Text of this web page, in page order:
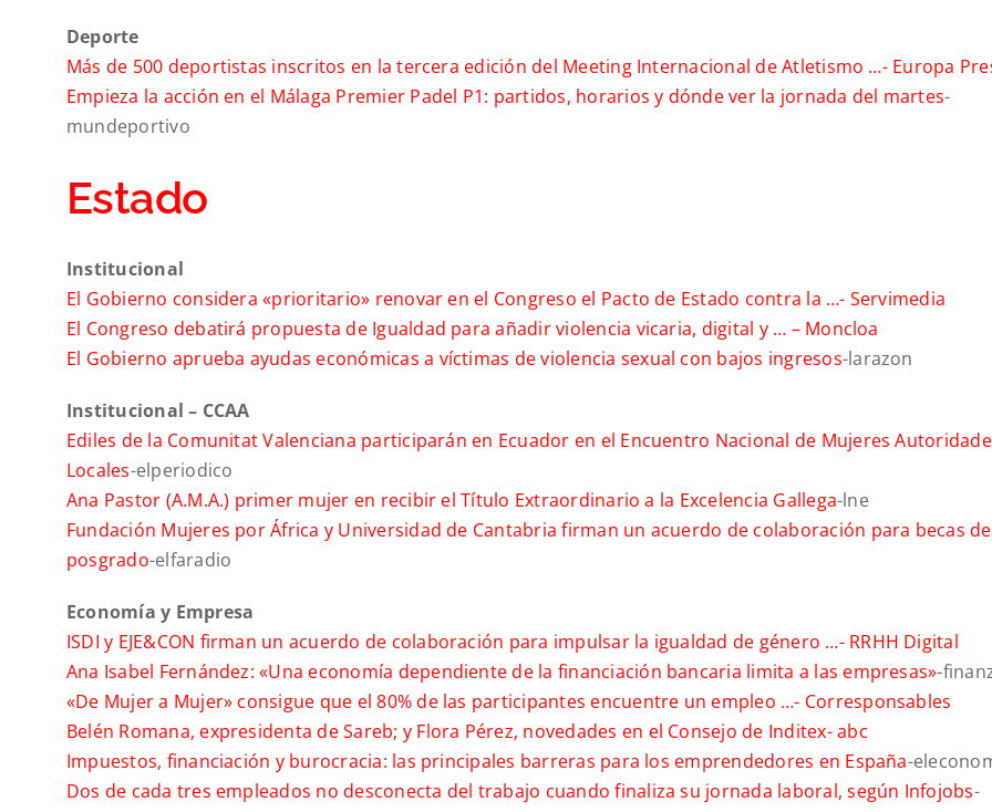
Deporte
Más de 500 deportistas inscritos en la tercera edición del Meeting Internacional de Atletismo …- Europa
Empieza la acción en el Málaga Premier Padel P1: partidos, horarios y dónde ver la jornada del martes-
mundeportivo
Estado
Institucional
El Gobierno considera «prioritario» renovar en el Congreso el Pacto de Estado contra la …- Servimedia
El Congreso debatirá propuesta de Igualdad para añadir violencia vicaria, digital y … – Moncloa
El Gobierno aprueba ayudas económicas a víctimas de violencia sexual con bajos ingresos-larazon
Institucional – CCAA
Ediles de la Comunitat Valenciana participarán en Ecuador en el Encuentro Nacional de Mujeres
Locales-elperiodico
Ana Pastor (A.M.A.) primer mujer en recibir el Título Extraordinario a la Excelencia Gallega-lne
Fundación Mujeres por África y Universidad de Cantabria firman un acuerdo de colaboración para becas de
posgrado-elfaradio
Economía y Empresa
ISDI y EJE&CON firman un acuerdo de colaboración para impulsar la igualdad de género …- RRHH Digital
Ana Isabel Fernández: «Una economía dependiente de la financiación bancaria limita a las empresas»-
«De Mujer a Mujer» consigue que el 80% de las participantes encuentre un empleo …- Corresponsables
Belén Romana, expresidenta de Sareb; y Flora Pérez, novedades en el Consejo de Inditex-abc
Impuestos, financiación y burocracia: las principales barreras para los emprendedores en España-
Dos de cada tres empleados no desconecta del trabajo cuando finaliza su jornada laboral, según Infojobs-